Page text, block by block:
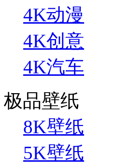
4K动漫
4K创意
4K汽车
极品壁纸
8K壁纸
5K壁纸